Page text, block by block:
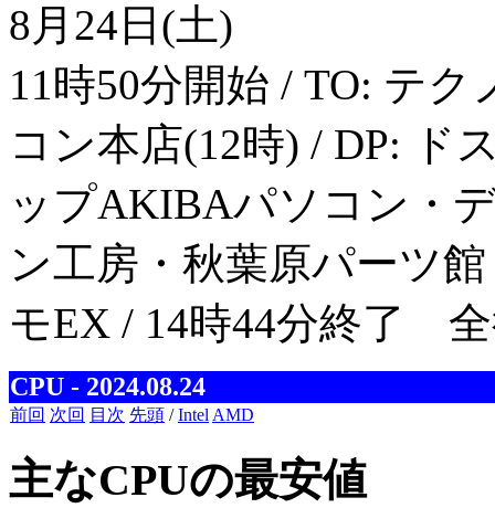
8月24日(土)
11時50分開始 / TO: テ
コン本店(12時) / DP: ド
ップAKIBAパソコン・
ン工房・秋葉原パーツ
モEX / 14時44分終了
CPU - 2024.08.24
前回 次回 目次 先頭 /Intel AMD
主なCPUの最安値